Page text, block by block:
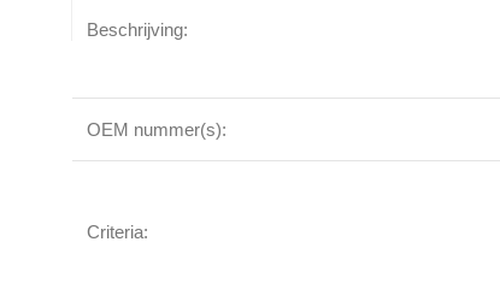
Beschrijving:
OEM nummer(s):
Criteria: